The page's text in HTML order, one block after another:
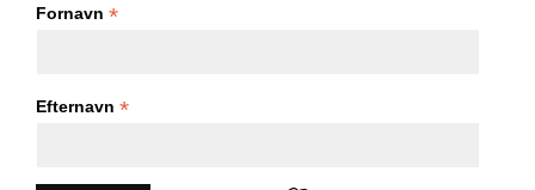
Fornavn *
Efternavn *